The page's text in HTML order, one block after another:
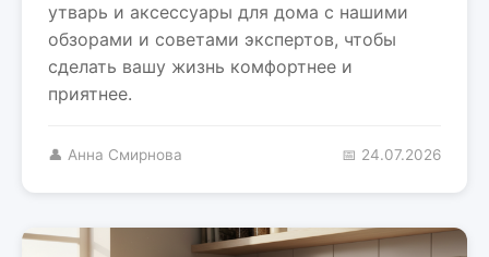
утварь и аксессуары для дома с нашими
обзорами и советами экспертов, чтобы
сделать вашу жизнь комфортнее и
приятнее.
👤 Анна Смирнова 📅 24.07.2026